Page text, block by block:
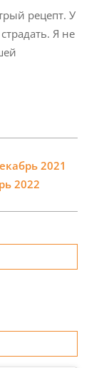
рецепт. У
Я не
2021
2022